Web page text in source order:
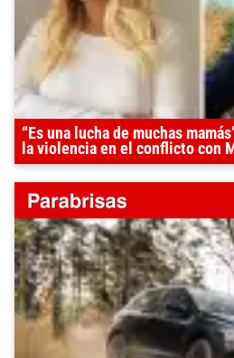
“Es una lucha de muchas
la violencia en el conflicto con